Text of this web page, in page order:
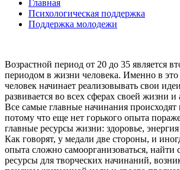
Главная
Психологическая поддержка
Поддержка молодежи
Возрастной период от 20 до 35 является
периодом в жизни человека. Именно в
человек начинает реализовывать свои
развивается во всех сферах своей жизни
Все самые главные начинания происходят
потому что еще нет горького опыта
главные ресурсы жизни: здоровье,
Как говорят, у медали две стороны, и
опыта сложно самоорганизоваться, найти
ресурсы для творческих начинаний,